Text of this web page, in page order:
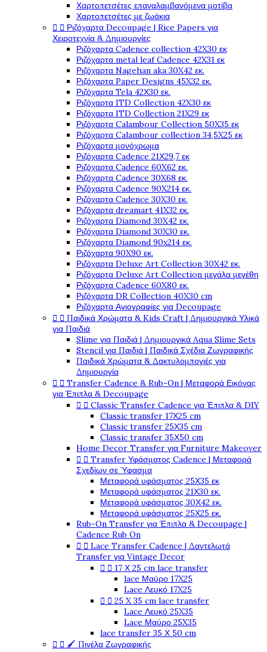
Χαρτοπετσέτες επαναλαμβανόμενα μοτίβα
Χαρτοπετσέτες με ζωάκια
  Ριζόχαρτα Decoupage | Rice Papers για
Χειροτεχνία & Δημιουργίες
Ριζόχαρτα Cadence collection 42X30 εκ
Ριζόχαρτα metal leaf Cadence 42X31 εκ
Ριζόχαρτα Nagehan aka 30X42 εκ.
Ριζόχαρτα Paper Designs 45X32 εκ.
Ριζόχαρτα Tela 42Χ30 εκ.
Ριζόχαρτα ITD Collection 42X30 εκ
Ριζόχαρτα ITD Collection 21X29 εκ
Ριζόχαρτα Calambour Collection 50X35 εκ
Ριζόχαρτα Calambour collection 34,5X25 εκ
Ριζόχαρτα μονόχρωμα
Ριζόχαρτα Cadence 21Χ29,7 εκ
Ριζόχαρτα Cadence 60X62 εκ.
Ριζόχαρτα Cadence 30X68 εκ.
Ριζόχαρτα Cadence 90X214 εκ.
Ριζόχαρτα Cadence 30X30 εκ.
Ριζόχαρτα dreamart 41X32 εκ.
Ριζόχαρτα Diamond 30X42 εκ.
Ριζόχαρτα Diamond 30X30 εκ.
Ριζόχαρτα Diamond 90x214 εκ.
Ριζόχαρτα 90X90 εκ.
Ριζόχαρτα Deluxe Art Collection 30X42 εκ.
Ριζόχαρτα Deluxe Art Collection μεγάλα μεγέθη
Ριζόχαρτα Cadence 60X80 εκ.
Ριζόχαρτα DR Collection 40X30 cm
Ριζόχαρτα Αγιογραφίες για Decoupage
  Παιδικά Χρώματα & Kids Craft | Δημιουργικά Υλικά
για Παιδιά
Slime για Παιδιά | Δημιουργικά Aqua Slime Sets
Stencil για Παιδιά | Παιδικά Σχέδια Ζωγραφικής
Παιδικά Χρώματα & Δακτυλομπογιές για
Δημιουργία
  Transfer Cadence & Rub-On | Μεταφορά Εικόνας
για Έπιπλα & Decoupage
  Classic Transfer Cadence για Έπιπλα & DIY
Classic transfer 17Χ25 cm
Classic transfer 25Χ35 cm
Classic transfer 35Χ50 cm
Home Decor Transfer για Furniture Makeover
  Transfer Υφάσματος Cadence | Μεταφορά
Σχεδίων σε Ύφασμα
Μεταφορά υφάσματος 25Χ35 εκ
Μεταφορά υφάσματος 21Χ30 εκ.
Μεταφορά υφάσματος 30Χ42 εκ.
Μεταφορά υφάσματος 25Χ25 εκ.
Rub-On Transfer για Έπιπλα & Decoupage |
Cadence Rub On
  Lace Transfer Cadence | Δαντελωτά
Transfer για Vintage Decor
  17 Χ 25 cm lace transfer
lace Μαύρο 17X25
Lace Λευκό 17X25
  25 X 35 cm lace transfer
Lace Λευκό 25X35
Lace Μαύρο 25X35
lace transfer 35 Χ 50 cm
  🖌️ Πινέλα Ζωγραφικής